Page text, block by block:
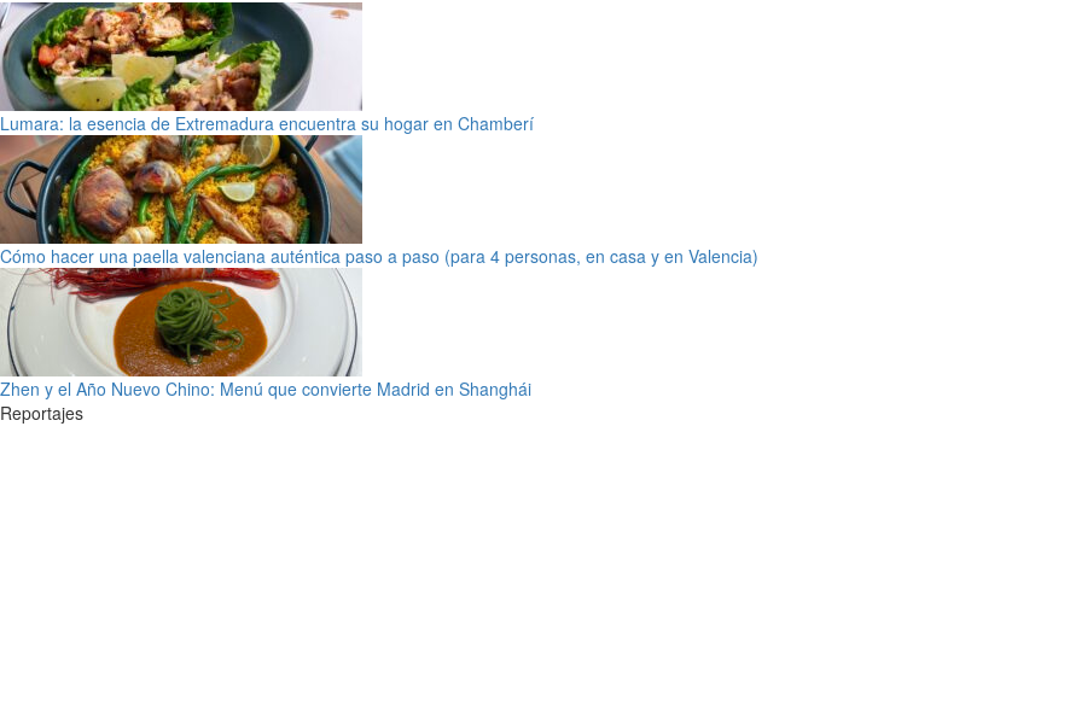
Lumara: la esencia de Extremadura encuentra su hogar en Chamberí
Cómo hacer una paella valenciana auténtica paso a paso (para 4 personas, en casa y en Valencia)
Zhen y el Año Nuevo Chino: Menú que convierte Madrid en Shanghái
Reportajes